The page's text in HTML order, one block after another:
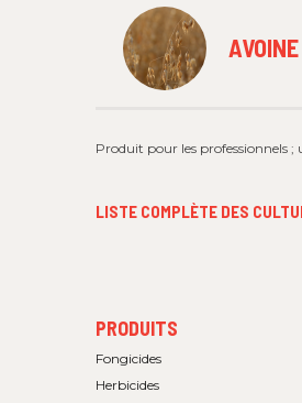
Produit pour les professionnels
LISTE COMPLÈTE DES
FOOTER
MENU
PRODUITS
Fongicides
Herbicides